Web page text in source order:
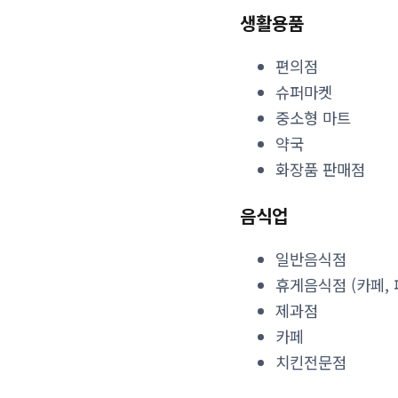
생활용품
편의점
슈퍼마켓
중소형 마트
약국
화장품 판매점
음식업
일반음식점
휴게음식점 (카페,
제과점
카페
치킨전문점